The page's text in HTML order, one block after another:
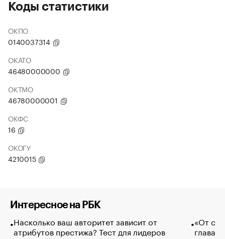
Коды статистики
ОКПО
0140037314
ОКАТО
46480000000
ОКТМО
46780000001
ОКФС
16
ОКОГУ
4210015
Интересное на РБК
Насколько ваш авторитет зависит от
атрибутов престижа? Тест для лидеров
«От
глава